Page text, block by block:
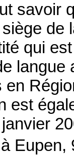
savoir
de
qui
langue
est
Eupen,